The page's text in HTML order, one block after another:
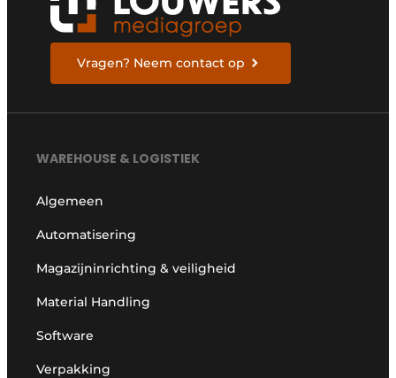
Vragen? Neem contact op
WAREHOUSE & LOGISTIEK
Algemeen
Automatisering
Magazijninrichting & veiligheid
Material Handling
Software
Verpakking